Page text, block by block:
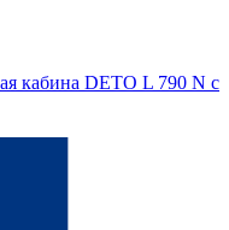
кабина DETO L 790 N с